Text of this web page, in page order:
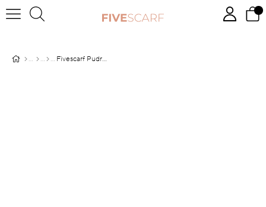
Fivescarf Pudra Five Penye Şal